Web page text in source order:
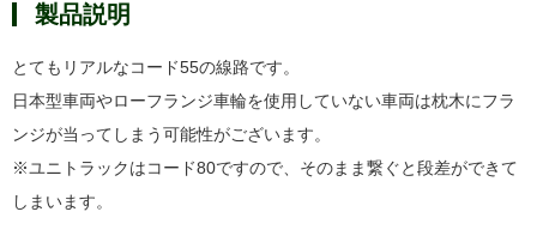
製品説明
とてもリアルなコード55の線路です。
日本型車両やローフランジ車輪を使用していない車両は枕木にフラ
ンジが当ってしまう可能性がございます。
※ユニトラックはコード80ですので、そのまま繋ぐと段差ができて
しまいます。